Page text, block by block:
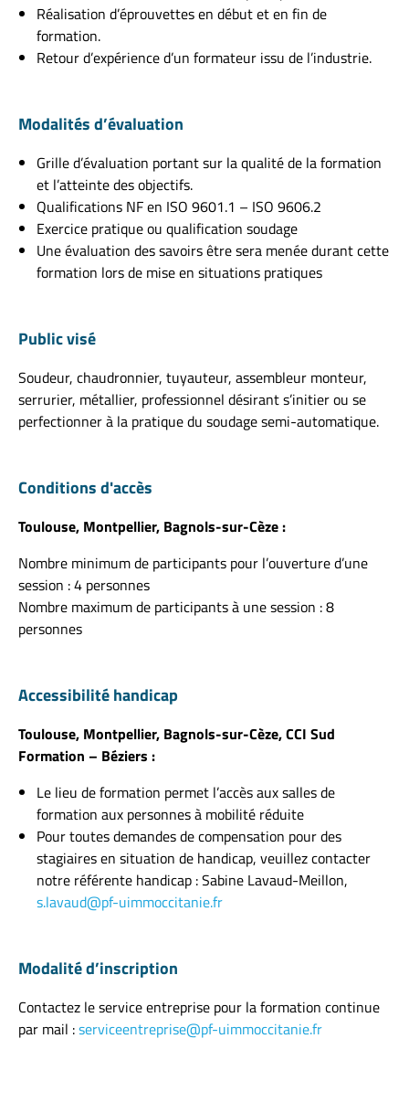
Réalisation d’éprouvettes en début et en fin de
formation.
Retour d’expérience d’un formateur issu de l’industrie.
Modalités d’évaluation
Grille d’évaluation portant sur la qualité de la formation
et l’atteinte des objectifs.
Qualifications NF en ISO 9601.1 – ISO 9606.2
Exercice pratique ou qualification soudage
Une évaluation des savoirs être sera menée durant cette
formation lors de mise en situations pratiques
Public visé
Soudeur, chaudronnier, tuyauteur, assembleur monteur,
serrurier, métallier, professionnel désirant s’initier ou se
perfectionner à la pratique du soudage semi-automatique.
Conditions d'accès
Toulouse, Montpellier, Bagnols-sur-Cèze :
Nombre minimum de participants pour l’ouverture d’une
session : 4 personnes
Nombre maximum de participants à une session : 8
personnes
Accessibilité handicap
Toulouse, Montpellier, Bagnols-sur-Cèze, CCI Sud
Formation – Béziers :
Le lieu de formation permet l’accès aux salles de
formation aux personnes à mobilité réduite
Pour toutes demandes de compensation pour des
stagiaires en situation de handicap, veuillez contacter
notre référente handicap : Sabine Lavaud-Meillon,
s.lavaud@pf-uimmoccitanie.fr
Modalité d’inscription
Contactez le service entreprise pour la formation continue
par mail :serviceentreprise@pf-uimmoccitanie.fr